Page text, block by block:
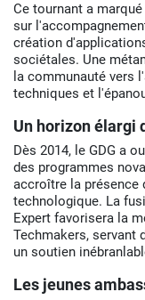
Ce tournant a
sur
création
sociétales. Une
la communauté vers
techniques et
Un horizon élargi
Dès 2014, le GDG a
des programmes
accroître la présence
technologique. La
Expert favorisera la
Techmakers, servant
un soutien
Les jeunes